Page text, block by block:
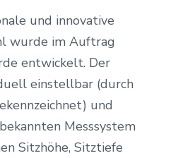
und innovative
wurde im Auftrag
entwickelt. Der
einstellbar (durch
und
Messsystem
Sitzhöhe, Sitztiefe